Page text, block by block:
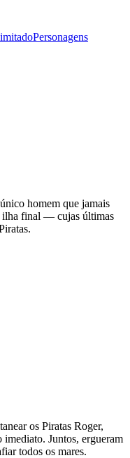
Personagens
homem que jamais
ilha final — cujas últimas
os Piratas Roger,
Juntos, ergueram
todos os mares.